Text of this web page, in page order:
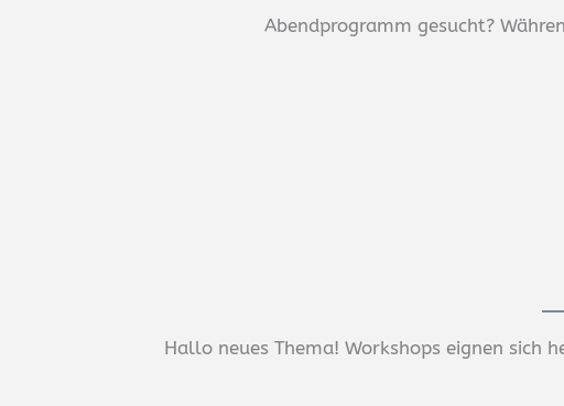
Abendprogramm gesucht?
Hallo neues Thema! Workshops eignen sich